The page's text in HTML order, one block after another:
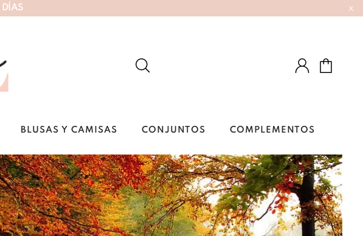
DÍ AS x
BLUSAS Y CAMISAS CONJUNTOS COMPLEMENTOS